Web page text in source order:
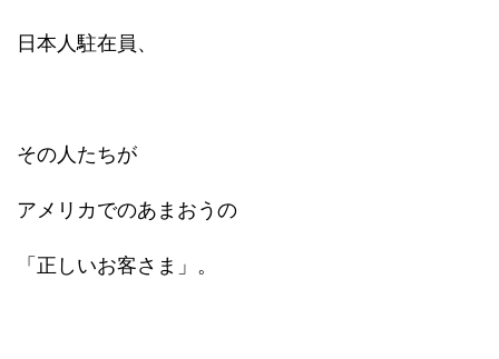
日本人駐在員、
その人たちが
アメリカでのあまおうの
「正しいお客さま」。